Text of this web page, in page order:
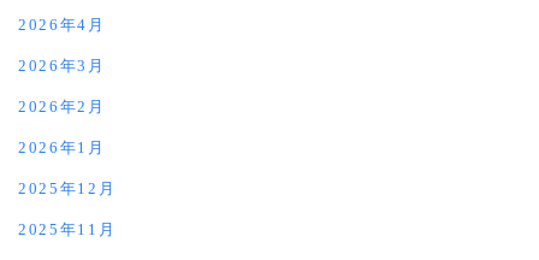
2026年4月
2026年3月
2026年2月
2026年1月
2025年12月
2025年11月